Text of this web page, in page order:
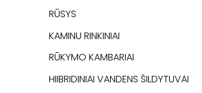
RŪSYS
KAMINU RINKINIAI
RŪKYMO KAMBARIAI
HIIBRIDINIAI VANDENS ŠILDYTUVAI